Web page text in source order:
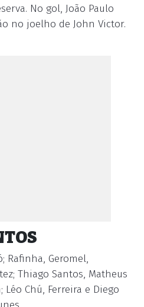
No gol, João Paulo
no joelho de John Victor.
Rafinha, Geromel,
Thiago Santos, Matheus
Chú, Ferreira e Diego